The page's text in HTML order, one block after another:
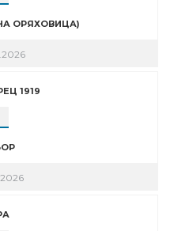
ОРЯХОВИЦА)
1919